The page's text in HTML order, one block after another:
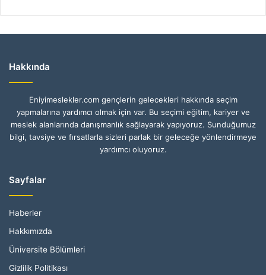
Hakkında
Eniyimeslekler.com gençlerin gelecekleri hakkında seçim
yapmalarına yardımcı olmak için var. Bu seçimi eğitim, kariyer ve
meslek alanlarında danışmanlık sağlayarak yapıyoruz. Sunduğumuz
bilgi, tavsiye ve fırsatlarla sizleri parlak bir geleceğe yönlendirmeye
yardımcı oluyoruz.
Sayfalar
Haberler
Hakkımızda
Üniversite Bölümleri
Gizlilik Politikası